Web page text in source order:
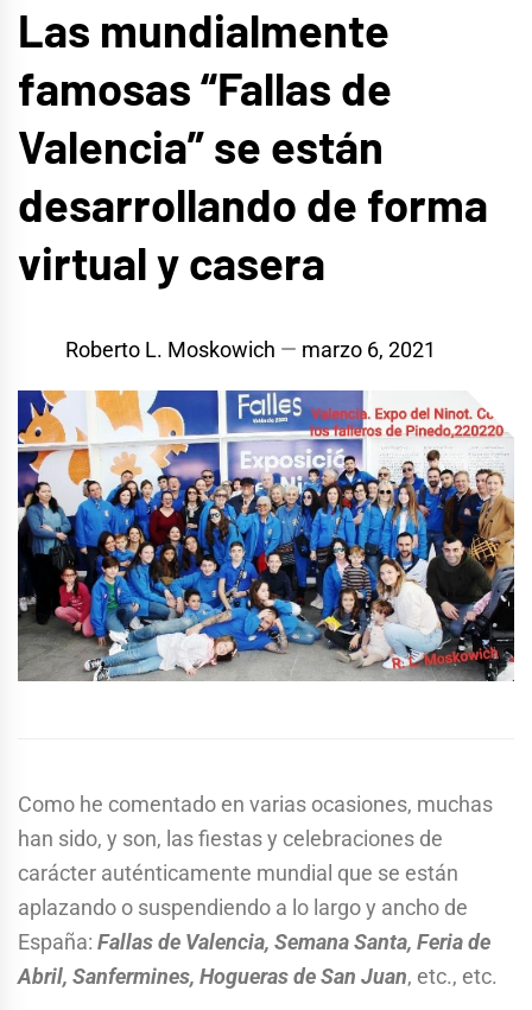
Las mundialmente
famosas “Fallas de
Valencia” se están
desarrollando de forma
virtual y casera
Roberto L. Moskowich marzo 6, 2021
Como he comentado en varias ocasiones, muchas
han sido, y son, las fiestas y celebraciones de
carácter auténticamente mundial que se están
aplazando o suspendiendo a lo largo y ancho de
España: Fallas de Valencia, Semana Santa, Feria de
Abril, Sanfermines, Hogueras de San Juan, etc., etc.